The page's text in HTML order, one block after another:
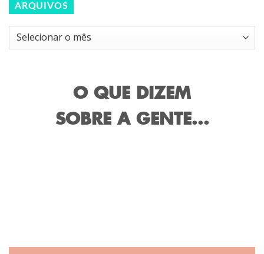
ARQUIVOS
Arquivos
O QUE DIZEM
SOBRE A GENTE...